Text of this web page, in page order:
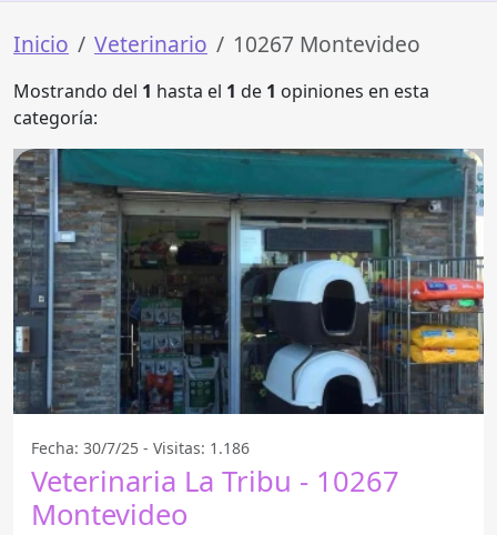
Inicio Veterinario 10267 Montevideo
Mostrando del 1 hasta el 1 de 1 opiniones en esta
categoría:
Fecha: 30/7/25 - Visitas: 1.186
Veterinaria La Tribu - 10267
Montevideo